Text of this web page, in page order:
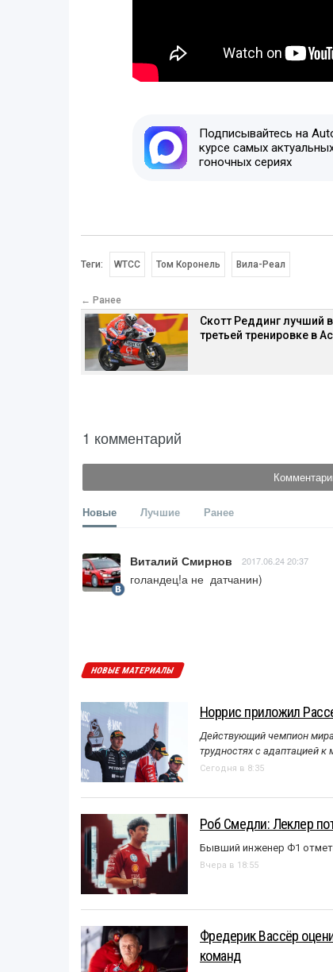
Подписывайтесь на
курсе самых
гоночных сериях
Теги: WTCC Том Коронель Вила-Реал
← Ранее
Скотт Реддинг лучший в
третьей тренировке в
1 комментарий
Новые Лучшие Ранее
Виталий Смирнов 2017.06.24 20:37
голандец!а не  датчанин)
НОВЫЕ МАТЕРИАЛЫ
Норрис приложил
Действующий чемпион
трудностях с адаптацией
Сегодня в 8:35
Роб Смедли: Леклер
Бывший инженер Ф1
Вчера в 18:55
Фредерик Вассёр
команд